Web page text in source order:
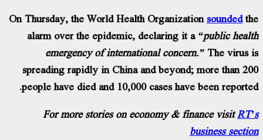
On Thursday, the World Health
alarm over the epidemic, declaring it a
emergency of international concern.”
spreading rapidly in China and beyond;
people have died and 10,000 cases have
For more stories on economy &